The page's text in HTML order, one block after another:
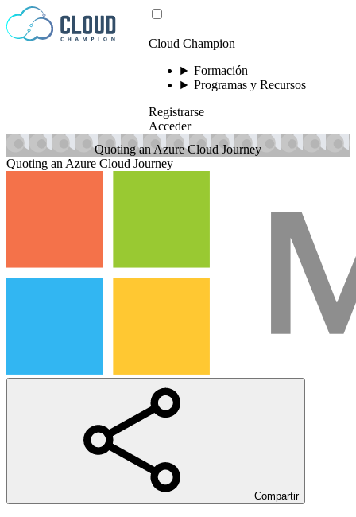
Saltar al contenido
Cloud Champion
Formación
Programas y Recursos
Registrarse
Acceder
Quoting an Azure Cloud Journey
Quoting an Azure Cloud Journey
Compartir